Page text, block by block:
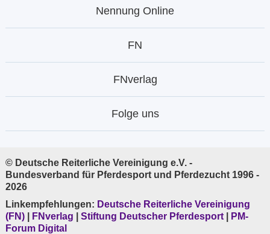
Nennung Online
FN
FNverlag
Folge uns
© Deutsche Reiterliche Vereinigung e.V. -
Bundesverband für Pferdesport und Pferdezucht 1996 -
2026
Linkempfehlungen: Deutsche Reiterliche Vereinigung
(FN)
FNverlag Stiftung Deutscher Pferdesport
PM-
Forum Digital